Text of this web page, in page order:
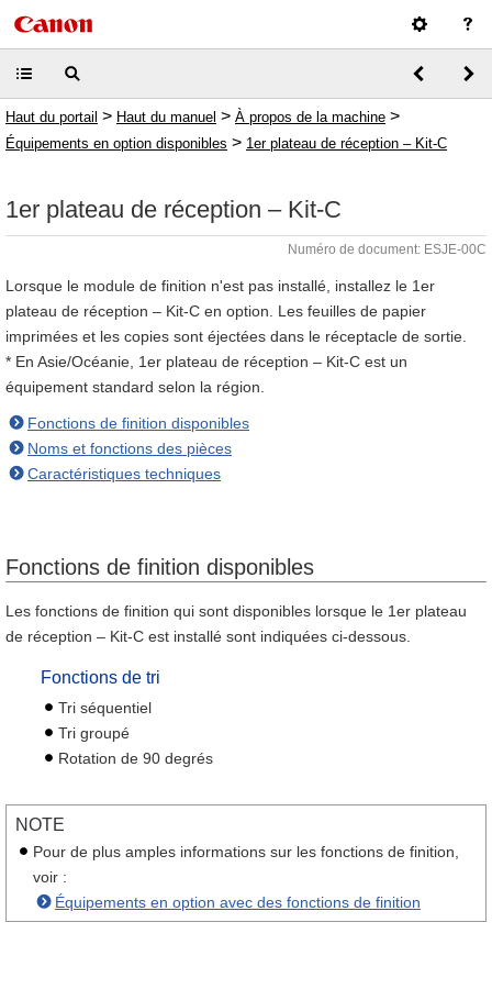
Haut du portail > Haut du manuel > À propos de la machine >
Équipements en option disponibles > 1er plateau de réception – Kit-C
1er plateau de réception – Kit-C
Numéro de document: ESJE-00C
Lorsque le module de finition n'est pas installé, installez le 1er
plateau de réception – Kit-C en option. Les feuilles de papier
imprimées et les copies sont éjectées dans le réceptacle de sortie.
* En Asie/Océanie, 1er plateau de réception – Kit-C est un
équipement standard selon la région.
Fonctions de finition disponibles
Noms et fonctions des pièces
Caractéristiques techniques
Fonctions de finition disponibles
Les fonctions de finition qui sont disponibles lorsque le 1er plateau
de réception – Kit-C est installé sont indiquées ci-dessous.
Fonctions de tri
Tri séquentiel
Tri groupé
Rotation de 90 degrés
NOTE
Pour de plus amples informations sur les fonctions de finition,
voir :
Équipements en option avec des fonctions de finition